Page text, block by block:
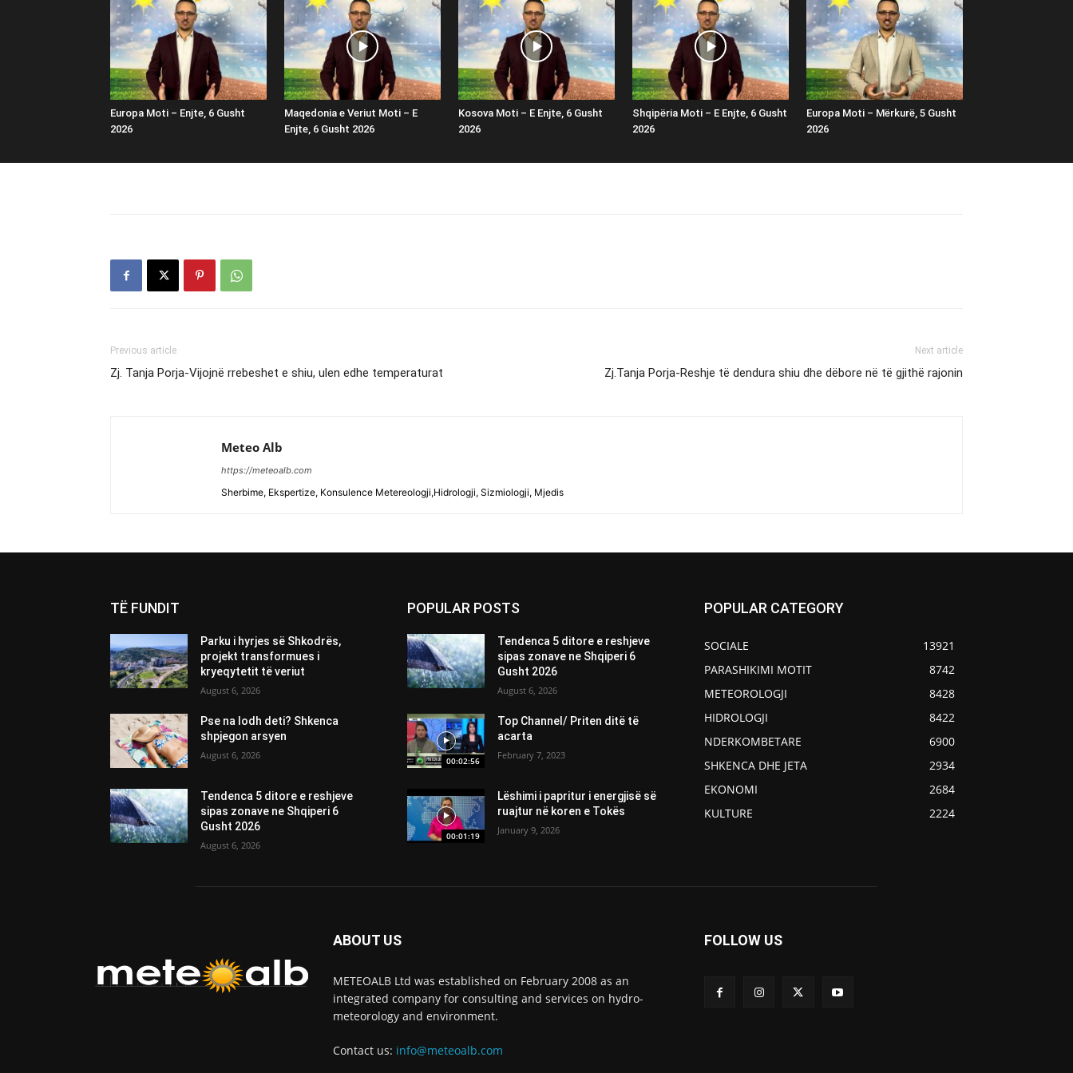
Europa Moti – Enjte, 6 Gusht
2026
Maqedonia e Veriut Moti – E
Enjte, 6 Gusht 2026
Kosova Moti – E Enjte, 6 Gusht
2026
Shqipëria Moti – E Enjte, 6 Gusht
2026
Europa Moti – Mërkurë, 5 Gusht
2026
Previous article
Zj. Tanja Porja-Vijojnë rrebeshet e shiu, ulen edhe temperaturat
Next article
Zj.Tanja Porja-Reshje të dendura shiu dhe dëbore në të gjithë rajonin
Meteo Alb
https://meteoalb.com
Sherbime, Ekspertize, Konsulence Metereologji,Hidrologji, Sizmiologji, Mjedis
TË FUNDIT
Parku i hyrjes së Shkodrës,
projekt transformues i
kryeqytetit të veriut
August 6, 2026
Pse na lodh deti? Shkenca
shpjegon arsyen
August 6, 2026
Tendenca 5 ditore e reshjeve
sipas zonave ne Shqiperi 6
Gusht 2026
August 6, 2026
POPULAR POSTS
Tendenca 5 ditore e reshjeve
sipas zonave ne Shqiperi 6
Gusht 2026
August 6, 2026
00:02:56
Top Channel/ Priten ditë të
acarta
February 7, 2023
00:01:19
Lëshimi i papritur i energjisë së
ruajtur në koren e Tokës
January 9, 2026
POPULAR CATEGORY
SOCIALE
13921
PARASHIKIMI MOTIT
8742
METEOROLOGJI
8428
HIDROLOGJI
8422
NDERKOMBETARE
6900
SHKENCA DHE JETA
2934
EKONOMI
2684
KULTURE
2224
ABOUT US
METEOALB Ltd was established on February 2008 as an
integrated company for consulting and services on hydro-
meteorology and environment.
Contact us: info@meteoalb.com
FOLLOW US